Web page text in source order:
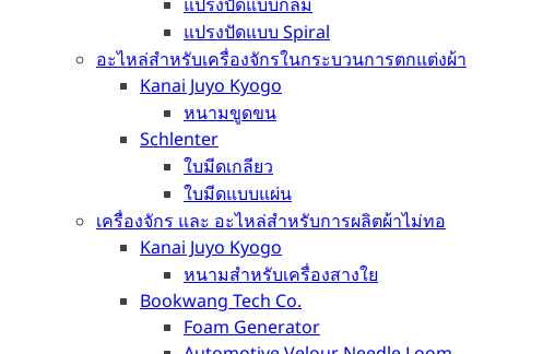
แปรงปัดแบบกลม
แปรงปัดแบบ Spiral
อะไหล่สำหรับเครื่องจักรในกระบวนการตกแต่งผ้า
Kanai Juyo Kyogo
หนามขูดขน
Schlenter
ใบมีดเกลียว
ใบมีดแบบแผ่น
เครื่องจักร และ อะไหล่สำหรับการผลิตผ้าไม่ทอ
Kanai Juyo Kyogo
หนามสำหรับเครื่องสางใย
Bookwang Tech Co.
Foam Generator